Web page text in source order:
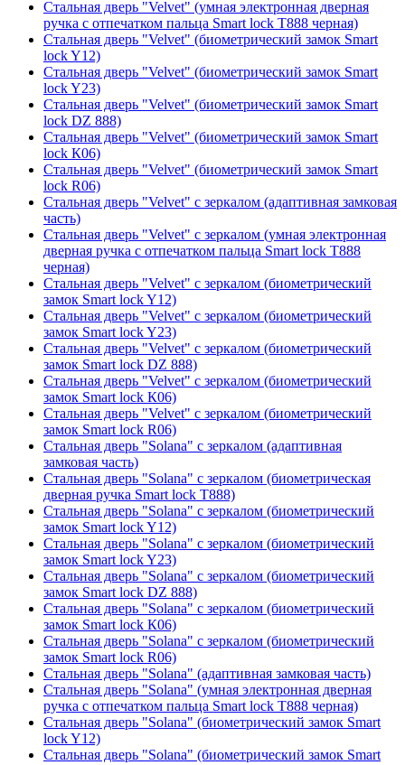
Стальная дверь "Velvet" (умная электронная дверная
ручка с отпечатком пальца Smart lock T888 черная)
Стальная дверь "Velvet" (биометрический замок Smart
lock Y12)
Стальная дверь "Velvet" (биометрический замок Smart
lock Y23)
Стальная дверь "Velvet" (биометрический замок Smart
lock DZ 888)
Стальная дверь "Velvet" (биометрический замок Smart
lock К06)
Стальная дверь "Velvet" (биометрический замок Smart
lock R06)
Стальная дверь "Velvet" с зеркалом (адаптивная замковая
часть)
Стальная дверь "Velvet" с зеркалом (умная электронная
дверная ручка с отпечатком пальца Smart lock T888
черная)
Стальная дверь "Velvet" с зеркалом (биометрический
замок Smart lock Y12)
Стальная дверь "Velvet" с зеркалом (биометрический
замок Smart lock Y23)
Стальная дверь "Velvet" с зеркалом (биометрический
замок Smart lock DZ 888)
Стальная дверь "Velvet" с зеркалом (биометрический
замок Smart lock К06)
Стальная дверь "Velvet" с зеркалом (биометрический
замок Smart lock R06)
Стальная дверь "Solana" с зеркалом (адаптивная
замковая часть)
Стальная дверь "Solana" с зеркалом (биометрическая
дверная ручка Smart lock T888)
Стальная дверь "Solana" с зеркалом (биометрический
замок Smart lock Y12)
Стальная дверь "Solana" с зеркалом (биометрический
замок Smart lock Y23)
Стальная дверь "Solana" с зеркалом (биометрический
замок Smart lock DZ 888)
Стальная дверь "Solana" с зеркалом (биометрический
замок Smart lock К06)
Стальная дверь "Solana" с зеркалом (биометрический
замок Smart lock R06)
Стальная дверь "Solana" (адаптивная замковая часть)
Стальная дверь "Solana" (умная электронная дверная
ручка с отпечатком пальца Smart lock T888 черная)
Стальная дверь "Solana" (биометрический замок Smart
lock Y12)
Стальная дверь "Solana" (биометрический замок Smart